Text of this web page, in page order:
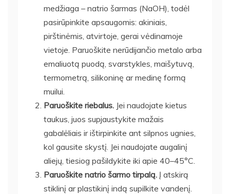
medžiaga – natrio šarmas (NaOH), todėl
pasirūpinkite apsaugomis: akiniais,
pirštinėmis, atvirtoje, gerai vėdinamoje
vietoje. Paruoškite nerūdijančio metalo arba
emaliuotą puodą, svarstykles, maišytuvą,
termometrą, silikoninę ar medinę formą
muilui.
Paruoškite riebalus. Jei naudojate kietus
taukus, juos supjaustykite mažais
gabalėliais ir ištirpinkite ant silpnos ugnies,
kol gausite skystį. Jei naudojate augalinį
aliejų, tiesiog pašildykite iki apie 40–45°C.
Paruoškite natrio šarmo tirpalą. Į atskirą
stiklinį ar plastikinį indą supilkite vandenį.